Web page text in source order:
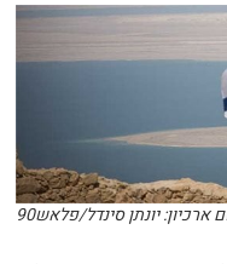
ארכיון: יונתן סינדל/פלאש90